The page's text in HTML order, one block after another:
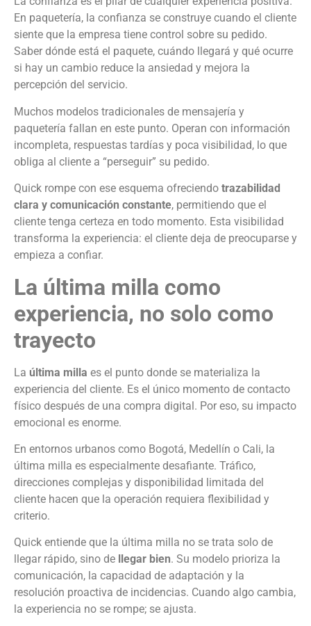
En paquetería, la confianza se construye cuando el cliente
siente que la empresa tiene control sobre su pedido.
Saber dónde está el paquete, cuándo llegará y qué ocurre
si hay un cambio reduce la ansiedad y mejora la
percepción del servicio.
Muchos modelos tradicionales de mensajería y
paquetería fallan en este punto. Operan con información
incompleta, respuestas tardías y poca visibilidad, lo que
obliga al cliente a “perseguir” su pedido.
Quick rompe con ese esquema ofreciendo trazabilidad
clara y comunicación constante, permitiendo que el
cliente tenga certeza en todo momento. Esta visibilidad
transforma la experiencia: el cliente deja de preocuparse y
empieza a confiar.
La última milla como
experiencia, no solo como
trayecto
La última milla es el punto donde se materializa la
experiencia del cliente. Es el único momento de contacto
físico después de una compra digital. Por eso, su impacto
emocional es enorme.
En entornos urbanos como Bogotá, Medellín o Cali, la
última milla es especialmente desafiante. Tráfico,
direcciones complejas y disponibilidad limitada del
cliente hacen que la operación requiera flexibilidad y
criterio.
Quick entiende que la última milla no se trata solo de
llegar rápido, sino de
llegar bien. Su modelo prioriza la
comunicación, la capacidad de adaptación y la
resolución proactiva de incidencias. Cuando algo cambia,
la experiencia no se rompe; se ajusta.